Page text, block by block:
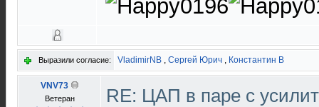
Выразили согласие: VladimirNB , Сергей Юрич , Константин В
VNV73
Ветеран
RE: ЦАП в паре с